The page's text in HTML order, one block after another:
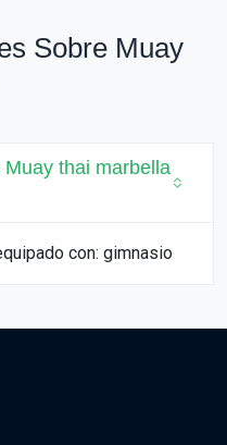
Sobre Muay
thai marbella
con: gimnasio